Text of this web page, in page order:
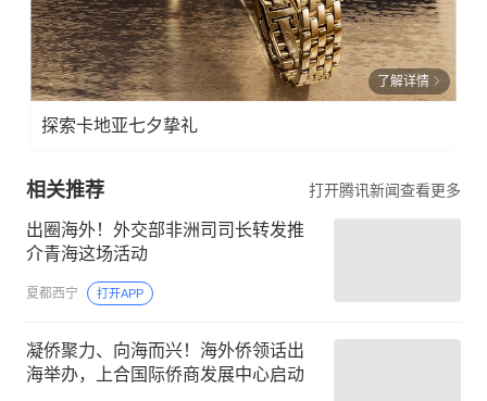
了解详情
探索卡地亚七夕挚礼
相关推荐 打开腾讯新闻查看更多
出圈海外！外交部非洲司司长转发推
介青海这场活动
夏都西宁 打开APP
凝侨聚力、向海而兴！海外侨领话出
海举办，上合国际侨商发展中心启动